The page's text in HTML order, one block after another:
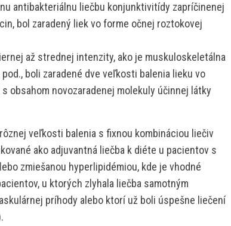
antibakteriálnu liečbu konjunktivitídy zapríčinenej
bol zaradený liek vo forme očnej roztokovej
až strednej intenzity, ako je muskuloskeletálna
boli zaradené dve veľkosti balenia lieku vo
obsahom novozaradenej molekuly účinnej látky
veľkosti balenia s fixnou kombináciou liečiv
ako adjuvantná liečba k diéte u pacientov s
zmiešanou hyperlipidémiou, kde je vhodné
u ktorých zlyhala liečba samotným
príhody alebo ktorí už boli úspešne liečení